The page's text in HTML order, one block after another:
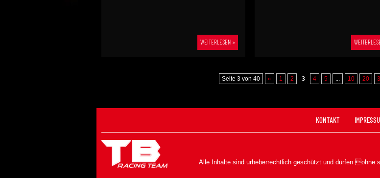
WEITERLESEN »
Seite 3 von 40 « 1 2 3 4 5 ... 10 20
KONTAKT
Alle Inhalte sind urheberrechtlich geschützt und dürfen ohne